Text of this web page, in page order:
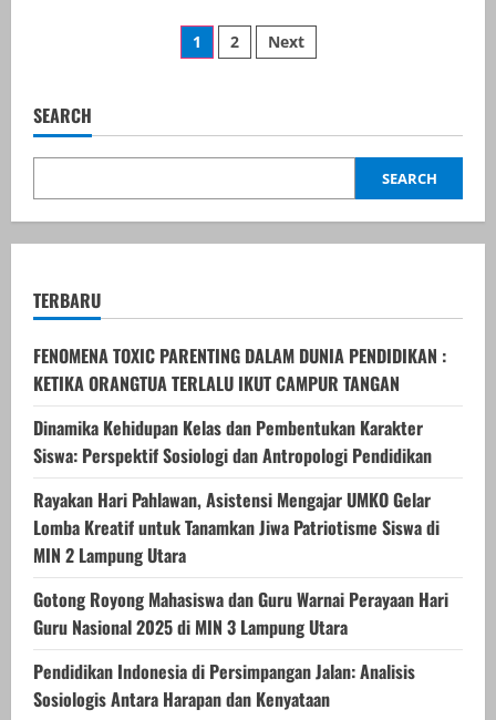
Tsunami
Indonesia
8,7
di
Gempa
Lokal
Guncang
Posts
1 2 Next
SEARCH
SEARCH
TERBARU
FENOMENA TOXIC PARENTING DALAM DUNIA PENDIDIKAN :
KETIKA ORANGTUA TERLALU IKUT CAMPUR TANGAN
Dinamika Kehidupan Kelas dan Pembentukan Karakter
Siswa: Perspektif Sosiologi dan Antropologi Pendidikan
Rayakan Hari Pahlawan, Asistensi Mengajar UMKO Gelar
Lomba Kreatif untuk Tanamkan Jiwa Patriotisme Siswa di
MIN 2 Lampung Utara
Gotong Royong Mahasiswa dan Guru Warnai Perayaan Hari
Guru Nasional 2025 di MIN 3 Lampung Utara
Pendidikan Indonesia di Persimpangan Jalan: Analisis
Sosiologis Antara Harapan dan Kenyataan